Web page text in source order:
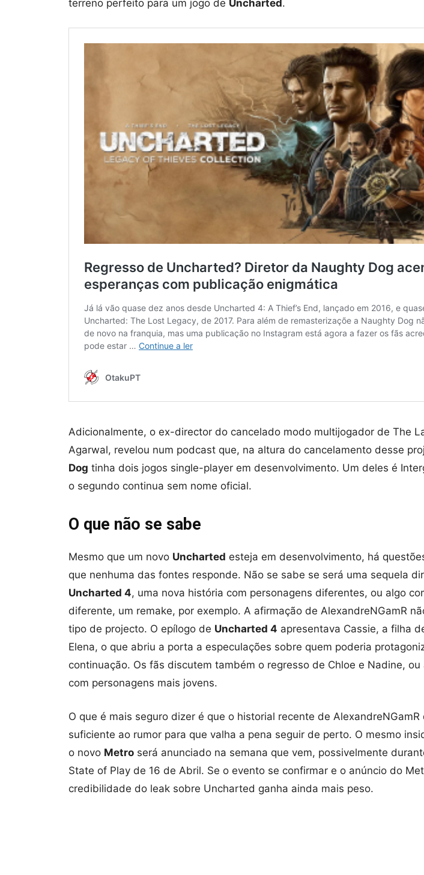
terreno perfeito para um jogo de Uncharted.
Adicionalmente, o ex-director do cancelado modo multijogador de The
Agarwal, revelou num podcast que, na altura do cancelamento desse
Dog tinha dois jogos single-player em desenvolvimento. Um deles é
o segundo continua sem nome oficial.
O que não se sabe
Mesmo que um novo Uncharted esteja em desenvolvimento, há
que nenhuma das fontes responde. Não se sabe se será uma sequela
Uncharted 4, uma nova história com personagens diferentes, ou algo
diferente, um remake, por exemplo. A afirmação de AlexandreNGamR
tipo de projecto. O epílogo de Uncharted 4 apresentava Cassie, a filha
Elena, o que abriu a porta a especulações sobre quem poderia
continuação. Os fãs discutem também o regresso de Chloe e Nadine,
com personagens mais jovens.
O que é mais seguro dizer é que o historial recente de
suficiente ao rumor para que valha a pena seguir de perto. O mesmo
o novo Metro será anunciado na semana que vem, possivelmente
State of Play de 16 de Abril. Se o evento se confirmar e o anúncio do
credibilidade do leak sobre Uncharted ganha ainda mais peso.